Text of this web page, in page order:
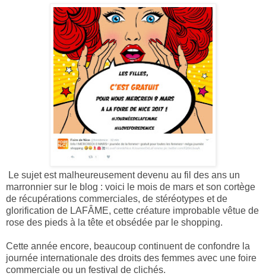
Le sujet est malheureusement devenu au fil des ans un
marronnier sur le blog : voici le mois de mars et son cortège
de récupérations commerciales, de stéréotypes et de
glorification de LAFÂME, cette créature improbable vêtue de
rose des pieds à la tête et obsédée par le shopping.
Cette année encore, beaucoup continuent de confondre la
journée internationale des droits des femmes avec une foire
commerciale ou un festival de clichés.